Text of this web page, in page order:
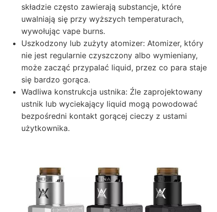
składzie często zawierają substancje, które
uwalniają się przy wyższych temperaturach,
wywołując vape burns.
Uszkodzony lub zużyty atomizer: Atomizer, który
nie jest regularnie czyszczony albo wymieniany,
może zacząć przypalać liquid, przez co para staje
się bardzo gorąca.
Wadliwa konstrukcja ustnika: Źle zaprojektowany
ustnik lub wyciekający liquid mogą powodować
bezpośredni kontakt gorącej cieczy z ustami
użytkownika.